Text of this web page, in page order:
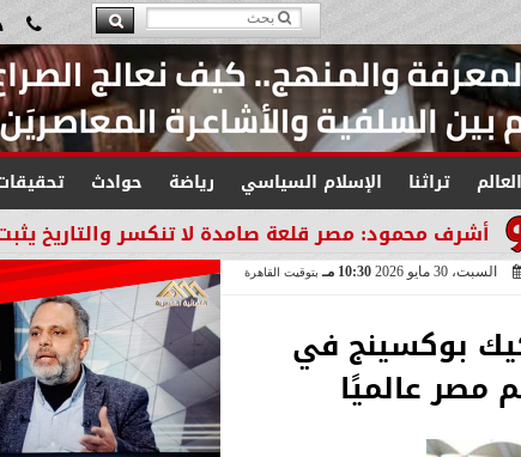
العالم تراثنا الإسلام السياسي رياضة حوادث
قلعة صامدة لا تنكسر والتاريخ يثبت صلابة
السبت، 30 مايو 2026 10:30 مـ بتوقيت القاهرة
بوكسينج في
مصر عالميًا